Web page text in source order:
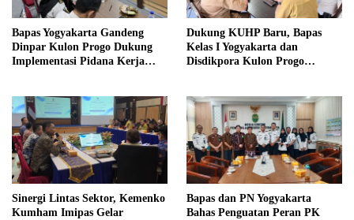
Bapas Yogyakarta Gandeng
Dinpar Kulon Progo Dukung
Implementasi Pidana Kerja
Dukung KUHP Baru, Bapas
Kelas I Yogyakarta dan
Disdikpora Kulon Progo
Sinergi Lintas Sektor, Kemenko
Kumham Imipas Gelar
Bapas dan PN Yogyakarta
Bahas Penguatan Peran PK